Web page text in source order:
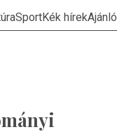
SportKék hírekAjánló